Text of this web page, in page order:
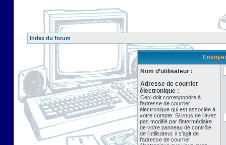
Index du forum
Nom d’utilisateur :
Adresse de courrier
électronique :
Ceci doit correspondre à
l’adresse de courrier
électronique qui est associée à
votre compte. Si vous ne l’avez
pas modifié par l’intermédiaire
de votre panneau de contrôle
de l’utilisateur, il s’agit de
l’adresse de courrier